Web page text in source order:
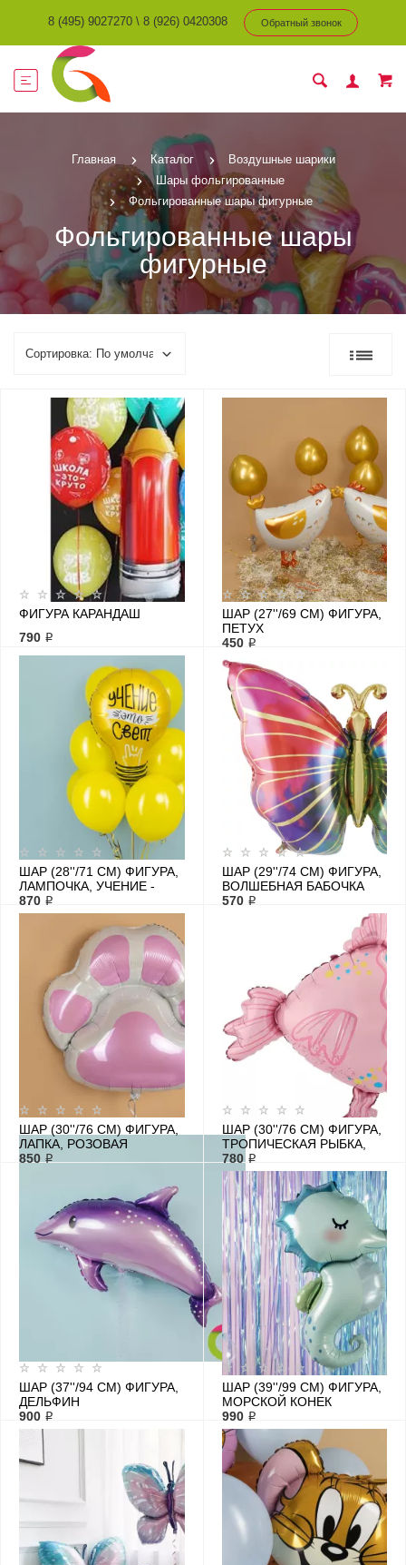
8 (495) 9027270 \ 8 (926) 0420308 Обратный звонок
Главная Каталог
Воздушные шарики
Шары фольгированные
Фольгированные шары фигурные
Фольгированные шары
фигурные
ФИГУРА КАРАНДАШ
790 ₽
ШАР (27''/69 СМ) ФИГУРА,
ПЕТУХ
450 ₽
ШАР (28''/71 СМ) ФИГУРА,
ЛАМПОЧКА, УЧЕНИЕ -
СВЕТ
870 ₽
ШАР (29''/74 СМ) ФИГУРА,
ВОЛШЕБНАЯ БАБОЧКА
570 ₽
ШАР (30''/76 СМ) ФИГУРА,
ЛАПКА, РОЗОВАЯ
850 ₽
ШАР (30''/76 СМ) ФИГУРА,
ТРОПИЧЕСКАЯ РЫБКА,
РОЗОВЫЙ
780 ₽
ШАР (37''/94 СМ) ФИГУРА,
ДЕЛЬФИН
900 ₽
ШАР (39''/99 СМ) ФИГУРА,
МОРСКОЙ КОНЕК
990 ₽